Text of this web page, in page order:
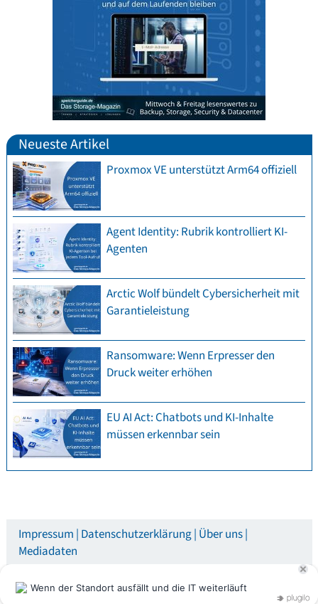
Neueste Artikel
Proxmox VE unterstützt Arm64 offiziell
Agent Identity: Rubrik kontrolliert KI-
Agenten
Arctic Wolf bündelt Cybersicherheit mit
Garantieleistung
Ransomware: Wenn Erpresser den
Druck weiter erhöhen
EU AI Act: Chatbots und KI-Inhalte
müssen erkennbar sein
© speicherguide.de 2026
Impressum Datenschutzerklärung Über uns
Mediadaten